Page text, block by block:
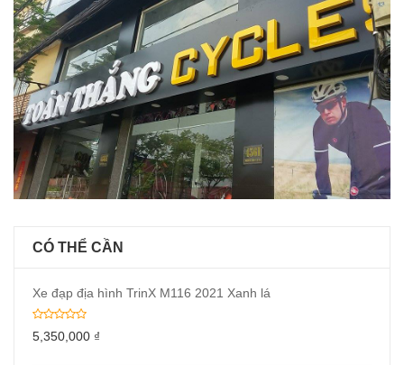
CÓ THỂ CẦN
Xe đạp địa hình TrinX M116 2021 Xanh lá
5,350,000 ₫